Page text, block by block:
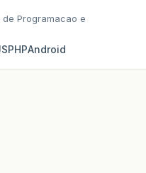
Programacao e
PHPAndroid